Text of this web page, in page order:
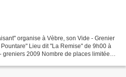
organise à Vèbre, son Vide - Grenier
Lieu dit "La Remise" de 9h00 à
2009 Nombre de places limitées,